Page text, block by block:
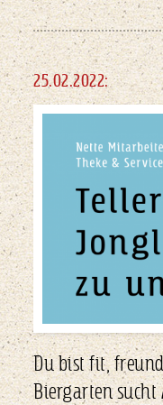
25.02.2022:
Du bist fit,
Biergarten sucht